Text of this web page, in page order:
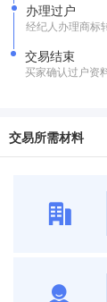
办理过户
经纪人办理商标
交易结束
买家确认过户资
交易所需材料